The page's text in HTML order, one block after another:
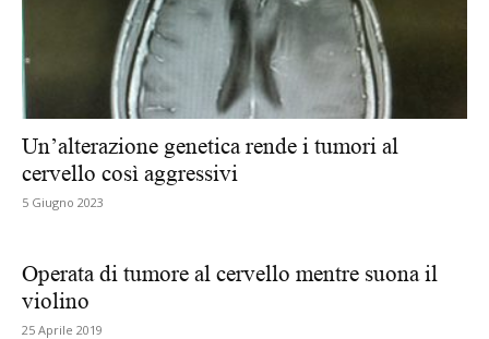
Un’alterazione genetica rende i tumori al
cervello così aggressivi
5 Giugno 2023
Operata di tumore al cervello mentre suona il
violino
25 Aprile 2019